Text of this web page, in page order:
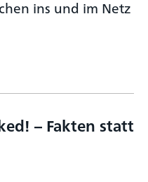
ins und im Netz
– Fakten statt